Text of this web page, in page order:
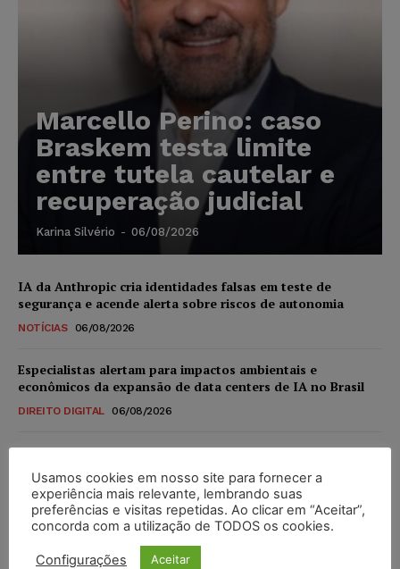
Marcello Perino: caso
Braskem testa limite
entre tutela cautelar e
recuperação judicial
Karina Silvério - 06/08/2026
IA da Anthropic cria identidades falsas em teste de
segurança e acende alerta sobre riscos de autonomia
NOTÍCIAS 06/08/2026
Especialistas alertam para impactos ambientais e
econômicos da expansão de data centers de IA no Brasil
DIREITO DIGITAL 06/08/2026
TSE reforça que sistemas das urnas eletrônicas tornam-se
invioláveis após assinatura digital e lacração
NOTÍCIAS 06/08/2026
STF inicia julgamento sobre constitucionalidade da
proibição dos jogos de azar no Brasil
Usamos cookies em nosso site para fornecer a
experiência mais relevante, lembrando suas
preferências e visitas repetidas. Ao clicar em “Aceitar”,
concorda com a utilização de TODOS os cookies.
Configurações Aceitar